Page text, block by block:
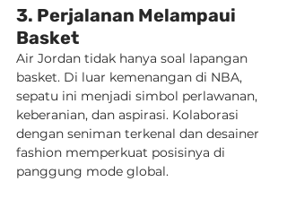
3. Perjalanan Melampaui
Basket
Air Jordan tidak hanya soal lapangan
basket. Di luar kemenangan di NBA,
sepatu ini menjadi simbol perlawanan,
keberanian, dan aspirasi. Kolaborasi
dengan seniman terkenal dan desainer
fashion memperkuat posisinya di
panggung mode global.